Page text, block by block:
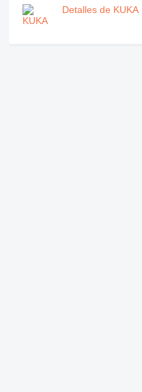
Detalles de KUKA